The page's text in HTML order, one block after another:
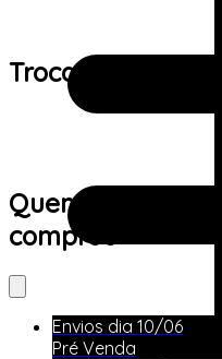
Trocas e
Quem viu este
comprou